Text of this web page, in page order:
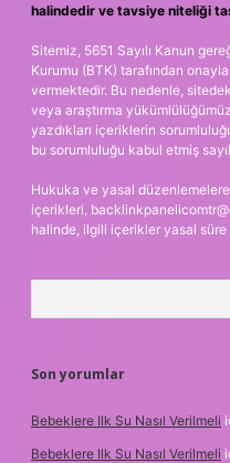
halindedir ve tavsiye niteliği
Sitemiz, 5651 Sayılı Kanun
Kurumu (BTK) tarafından
vermektedir. Bu nedenle,
veya araştırma
yazdıkları içeriklerin
bu sorumluluğu kabul etmiş
Hukuka ve yasal
içerikleri,
halinde, ilgili içerikler yasal süre
Son yorumlar
Bebeklere Ilk Su Nasıl Verilmeli
Bebeklere Ilk Su Nasıl Verilmeli